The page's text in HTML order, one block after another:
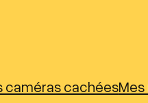
caméras cachées